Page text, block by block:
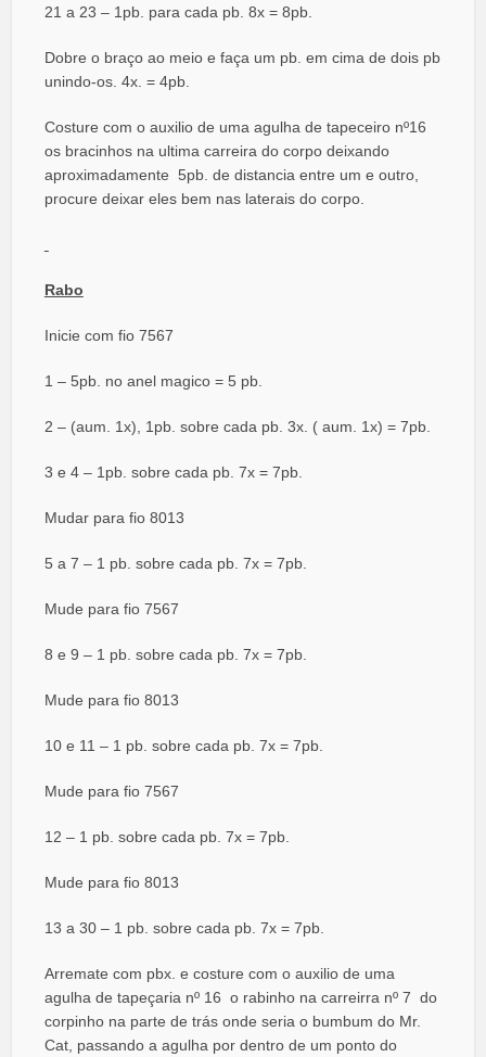
21 a 23 – 1pb. para cada pb. 8x = 8pb.
Dobre o braço ao meio e faça um pb. em cima de dois pb
unindo-os. 4x. = 4pb.
Costure com o auxilio de uma agulha de tapeceiro nº16
os bracinhos na ultima carreira do corpo deixando
aproximadamente 5pb. de distancia entre um e outro,
procure deixar eles bem nas laterais do corpo.
Rabo
Inicie com fio 7567
1 – 5pb. no anel magico = 5 pb.
2 – (aum. 1x), 1pb. sobre cada pb. 3x. ( aum. 1x) = 7pb.
3 e 4 – 1pb. sobre cada pb. 7x = 7pb.
Mudar para fio 8013
5 a 7 – 1 pb. sobre cada pb. 7x = 7pb.
Mude para fio 7567
8 e 9 – 1 pb. sobre cada pb. 7x = 7pb.
Mude para fio 8013
10 e 11 – 1 pb. sobre cada pb. 7x = 7pb.
Mude para fio 7567
12 – 1 pb. sobre cada pb. 7x = 7pb.
Mude para fio 8013
13 a 30 – 1 pb. sobre cada pb. 7x = 7pb.
Arremate com pbx. e costure com o auxilio de uma
agulha de tapeçaria nº 16 o rabinho na carreirra nº 7 do
corpinho na parte de trás onde seria o bumbum do Mr.
Cat, passando a agulha por dentro de um ponto do